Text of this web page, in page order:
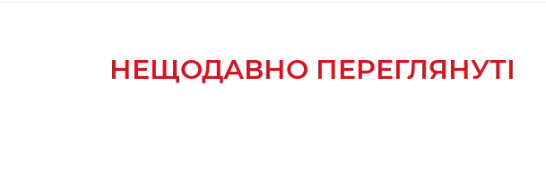
НЕЩОДАВНО ПЕРЕГЛЯНУТІ